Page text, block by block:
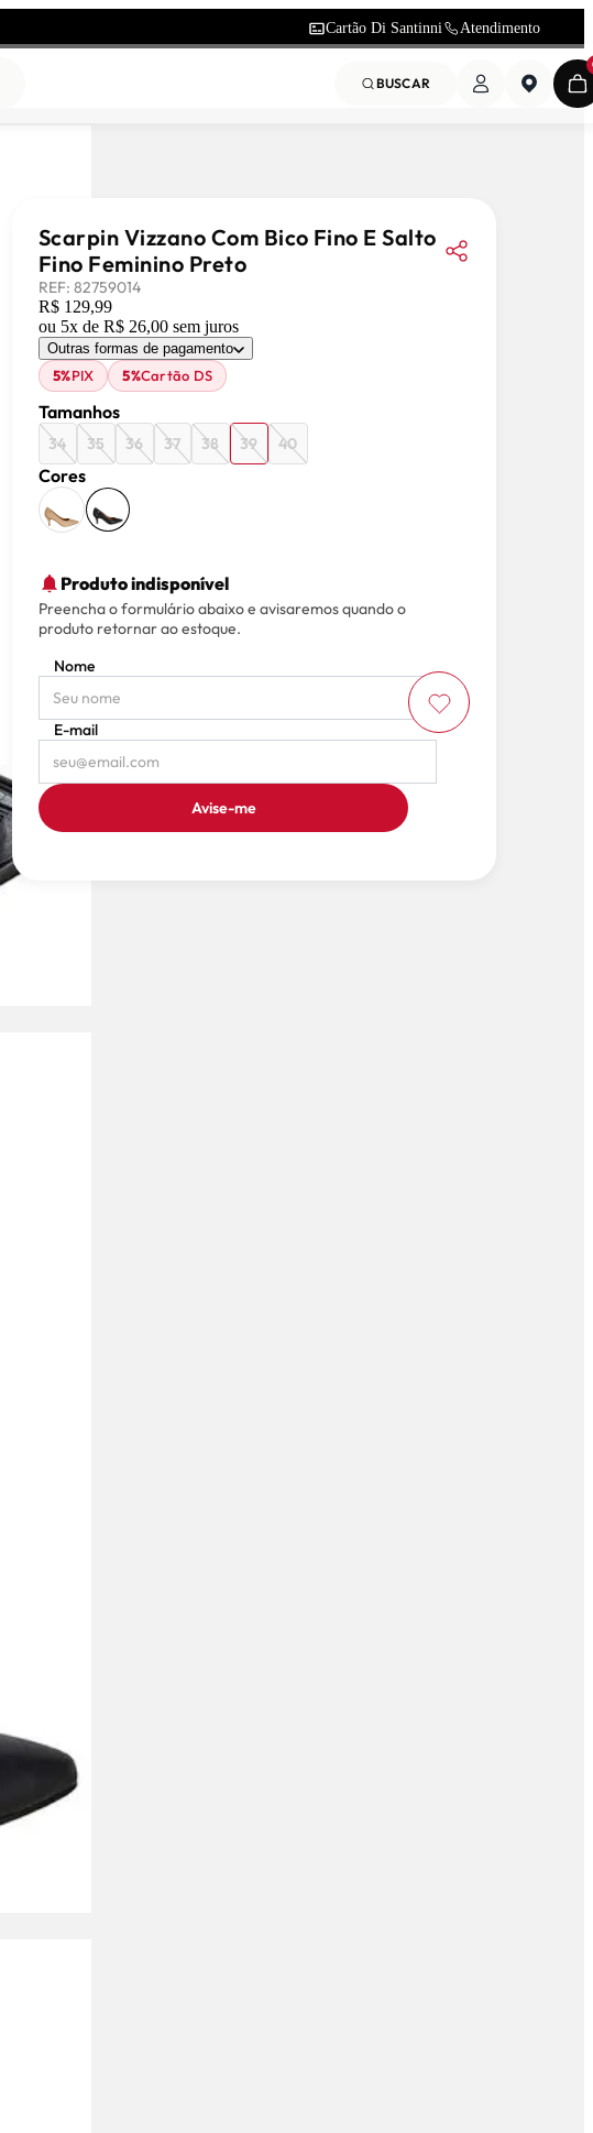
Cartão Di Santinni Atendimento
BUSCAR
Scarpin Vizzano Com Bico Fino E Salto
Fino Feminino Preto
REF: 82759014
R$ 129,99
ou 5x de R$ 26,00 sem juros
Outras formas de pagamento
5%PIX 5%Cartão DS
Tamanhos
34 35 36 37 38 39 40
Cores
Produto indisponível
Preencha o formulário abaixo e avisaremos quando o
produto retornar ao estoque.
Nome
E-mail
Avise-me